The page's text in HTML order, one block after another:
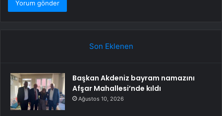
Son Eklenen
Başkan Akdeniz bayram namazını
Afşar Mahallesi’nde kıldı
Ağustos 10, 2026